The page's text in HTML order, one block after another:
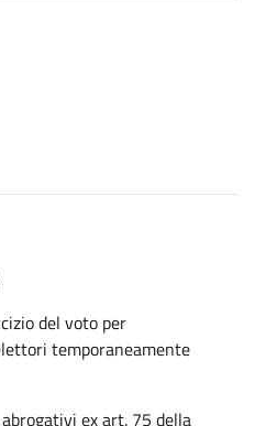
del voto per
temporaneamente
ex art. 75 della